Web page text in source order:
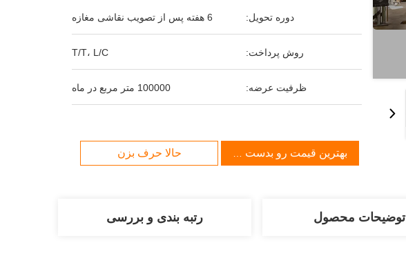
دوره تحویل: 6 هفته پس از تصویب نقاشی مغازه
روش پرداخت: T/T، L/C
ظرفیت عرضه: 100000 متر مربع در ماه
بهترین قیمت رو بدست بیار حالا حرف بزن
توضیحات محصول رتبه بندی و بررسی